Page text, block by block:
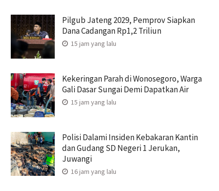
Pilgub Jateng 2029, Pemprov Siapkan
Dana Cadangan Rp1,2 Triliun
15 jam yang lalu
Kekeringan Parah di Wonosegoro, Warga
Gali Dasar Sungai Demi Dapatkan Air
15 jam yang lalu
Polisi Dalami Insiden Kebakaran Kantin
dan Gudang SD Negeri 1 Jerukan,
Juwangi
16 jam yang lalu